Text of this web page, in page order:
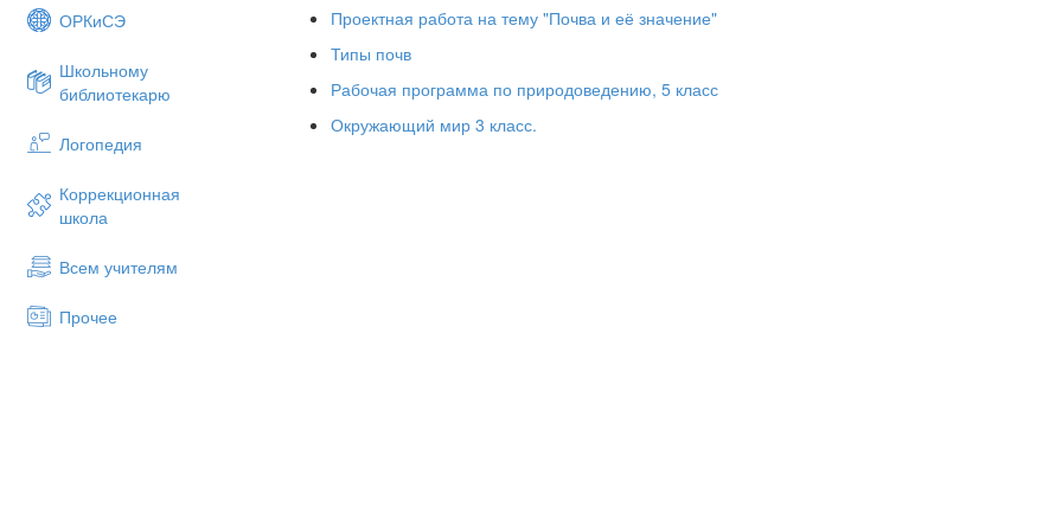
ОРКиСЭ
Школьному
библиотекарю
Логопедия
Коррекционная
школа
Всем учителям
Прочее
э) от использования воды животными
4.Что используют на заводах и фабриках для очистки воды?
в) фильтрыз) пластиковые трубы и) кислоты
5. Кто страдает от загрязнения вод?
Проектная работа на тему "Почва и её значение"
Типы почв
Рабочая программа по природоведению, 5 класс
Окружающий мир 3 класс.